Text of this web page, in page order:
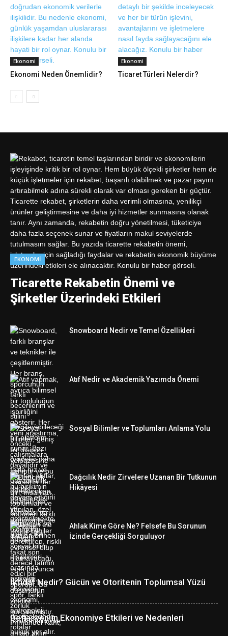
Ekonomi
Ekonomi Neden Önemlidir?
Ekonomi
Ticaret Türleri Nelerdir?
EKONOMI
Ticarette Rekabetin Önemi ve
Şirketler Üzerindeki Etkileri
Snowboard Nedir ve Temel Özellikleri
Atıf Nedir ve Akademik Yazımda Önemi
Sosyal Bilimler ve Toplumları Anlama Yolu
Dağcılık Nedir Zirvelere Uzanan Bir Tutkunun
Hikâyesi
Ahlak Kime Göre Ne? Felsefe Bu Sorunun
İzinde Gerçekliği Sorguluyor
İktidar Nedir? Gücün ve Otoritenin Toplumsal Yüzü
Deflasyonun Ekonomiye Etkileri ve Nedenleri